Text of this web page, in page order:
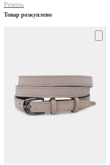
Ремінь
Товар розкуплено